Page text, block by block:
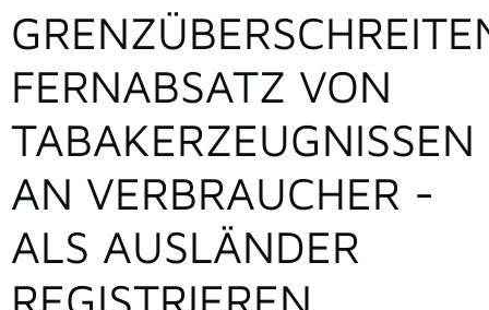
FERNABSATZ VON
TABAKERZEUGNISSEN
AN VERBRAUCHER -
ALS AUSLÄNDER